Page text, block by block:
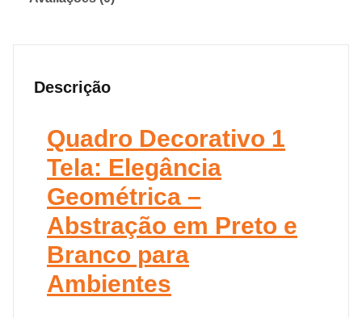
Descrição
Quadro Decorativo 1
Tela: Elegância
Geométrica –
Abstração em Preto e
Branco para
Ambientes